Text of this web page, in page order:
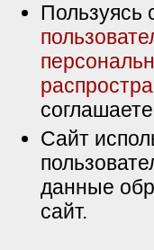
Пользуясь
Сайт
данные
сайт.